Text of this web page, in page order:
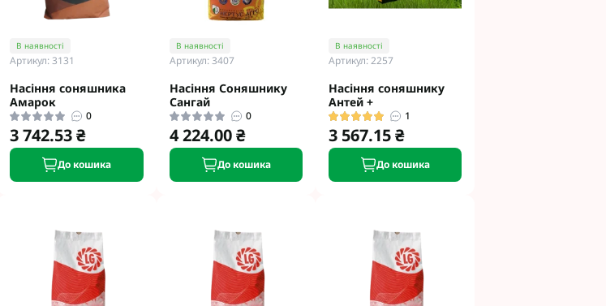
В наявності
Артикул: 3131
Насіння соняшника
Амарок
0
3 742.53 ₴
До кошика
В наявності
Артикул: 3407
Насіння Соняшнику
Сангай
0
4 224.00 ₴
До кошика
В наявності
Артикул: 2257
Насіння соняшнику
Антей +
1
3 567.15 ₴
До кошика